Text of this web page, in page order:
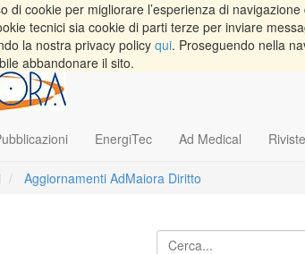
di cookie per migliorare l’esperienza di
tecnici sia cookie di parti terze per inviare
la nostra privacy policy qui. Proseguendo nella
abbandonare il sito.
EnergiTec Ad Medical Riviste
Aggiornamenti AdMaiora Diritto